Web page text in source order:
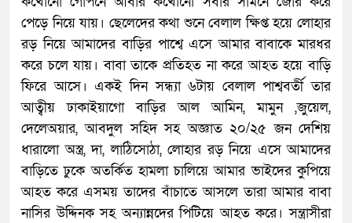
পেড়ে নিয়ে যায়। ছেলেদের কথা শুনে বেলাল ক্ষিপ্ত হয়ে লোহার
রড় নিয়ে আমাদের বাড়ির পাশ্বে এসে আমার বাবাকে মারধর
করে চলে যায়। বাবা তাকে প্রতিহত না করে আহত হয়ে বাড়ি
ফিরে আসে। একই দিন সন্ধ্যা ৬টায় বেলাল পাশ্ববর্তী তার
আত্বীয় ঢাকাইয়াগো বাড়ির আল আমিন, মামুন ,জুয়েল,
দেলেঅয়ার, আবদুল সহিদ সহ অজ্ঞাত ২০/২৫ জন দেশিয়
ধারালো অস্ত্র, দা, লাঠিসোঠা, লোহার রড় নিয়ে এসে আমাদের
বাড়িতে ঢুকে অতর্কিত হামলা চালিয়ে আমার ভাইদের কুপিয়ে
আহত করে এসময় তাদের বাঁচাতে আসলে তারা আমার বাবা
নাসির উদ্দিনক সহ অন্যান্নদের পিটিয়ে আহত করে। সন্ত্রাসীরা